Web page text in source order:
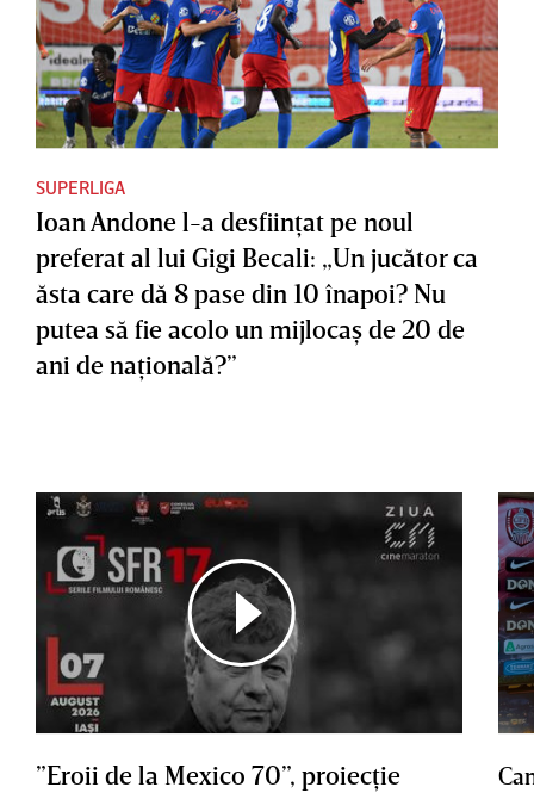
SUPERLIGA
Ioan Andone l-a desfiinţat pe noul
preferat al lui Gigi Becali: „Un jucător ca
ăsta care dă 8 pase din 10 înapoi? Nu
putea să fie acolo un mijlocaş de 20 de
ani de naţională?”
”Eroii de la Mexico 70”, proiecţie